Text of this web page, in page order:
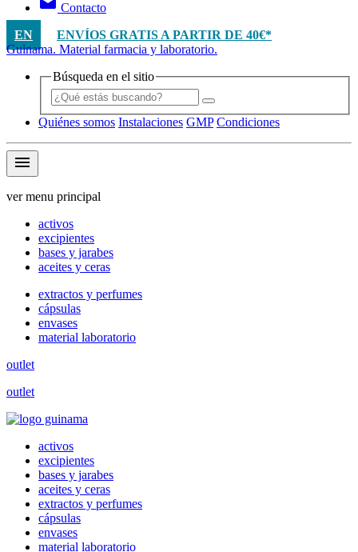
Contacto
EN
ENVÍOS GRATIS A PARTIR DE 40€*
Guinama. Material farmacia y laboratorio.
Búsqueda en el sitio
Quiénes somos Instalaciones GMP Condiciones
menu
ver menu principal
activos
excipientes
bases y jarabes
aceites y ceras
extractos y perfumes
cápsulas
envases
material laboratorio
outlet
outlet
activos
excipientes
bases y jarabes
aceites y ceras
extractos y perfumes
cápsulas
envases
material laboratorio